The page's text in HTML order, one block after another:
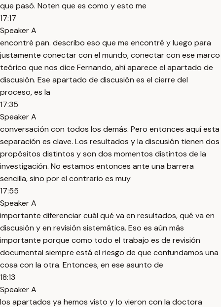
que pasó. Noten que es como y esto me
17:17
Speaker A
encontré pan. describo eso que me encontré y luego para
justamente conectar con el mundo, conectar con ese marco
teórico que nos dice Fernando, ahí aparece el apartado de
discusión. Ese apartado de discusión es el cierre del
proceso, es la
17:35
Speaker A
conversación con todos los demás. Pero entonces aquí esta
separación es clave. Los resultados y la discusión tienen dos
propósitos distintos y son dos momentos distintos de la
investigación. No estamos entonces ante una barrera
sencilla, sino por el contrario es muy
17:55
Speaker A
importante diferenciar cuál qué va en resultados, qué va en
discusión y en revisión sistemática. Eso es aún más
importante porque como todo el trabajo es de revisión
documental siempre está el riesgo de que confundamos una
cosa con la otra. Entonces, en ese asunto de
18:13
Speaker A
los apartados ya hemos visto y lo vieron con la doctora